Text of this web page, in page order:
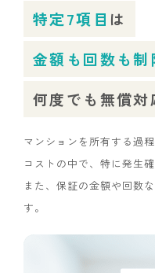
特定7項目 は
金額も回数も制
何度でも無償対
マンションを所有する過
コストの中で、特に発生
また、保証の金額や回数
す。